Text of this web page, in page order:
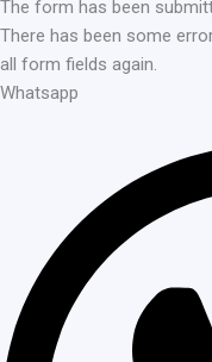
The form has been
There has been some
all form fields again.
Whatsapp